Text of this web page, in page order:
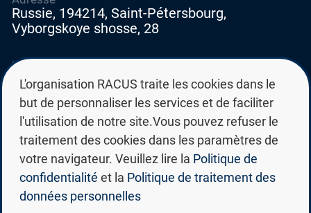
E-mail
education@edurussia.org
edurussia@racus.ru
Russie, 194214, Saint-Pétersbourg,
Vyborgskoye shosse, 28
Politique de confidentialité
L'organisation RACUS traite les cookies dans le
but de personnaliser les services et de faciliter
l'utilisation de notre site.Vous pouvez refuser le
traitement des cookies dans les paramètres de
votre navigateur. Veuillez lire la Politique de
confidentialité et la Politique de traitement des
données personnelles